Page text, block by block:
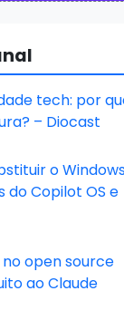
tech: por
– Diocast
o
do Copilot OS e
open source
ao Claude